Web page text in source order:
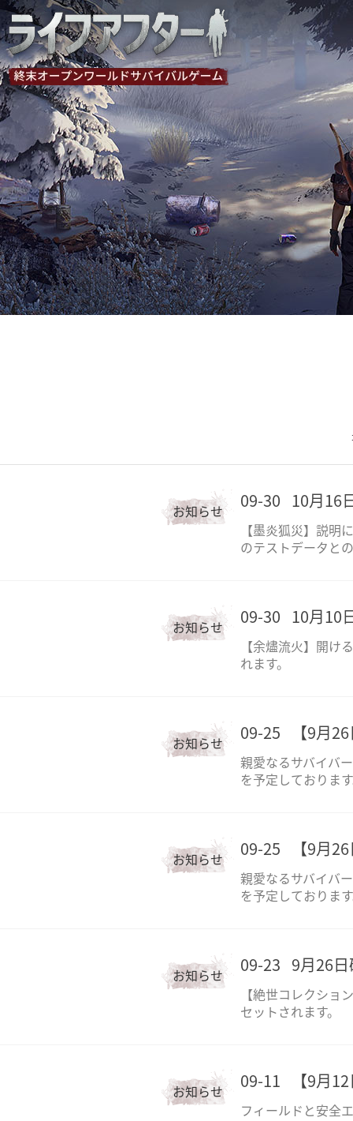
お知らせ
09-30 10月16
【墨炎狐災】説明
のテストデータと
お知らせ
09-30 10月10
【余燼流火】開け
れます。
お知らせ
09-25 【9月
親愛なるサバイバ
を予定しておりま
お知らせ
09-25 【9月
親愛なるサバイバ
を予定しておりま
お知らせ
09-23 9月26
【絶世コレクショ
セットされます。
お知らせ
09-11 【9月
フィールドと安全